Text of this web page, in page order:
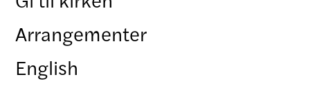
Arrangementer
English